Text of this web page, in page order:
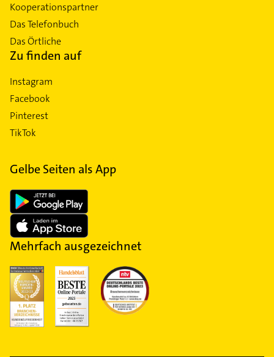
Kooperationspartner
Das Telefonbuch
Das Örtliche
Zu finden auf
Instagram
Facebook
Pinterest
TikTok
Gelbe Seiten als App
Mehrfach ausgezeichnet